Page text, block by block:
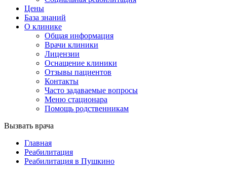
Цены
База знаний
О клинике
Общая информация
Врачи клиники
Лицензии
Оснащение клиники
Отзывы пациентов
Контакты
Часто задаваемые вопросы
Меню стационара
Помощь родственникам
Вызвать врача
Главная
Реабилитация
Реабилитация в Пушкино